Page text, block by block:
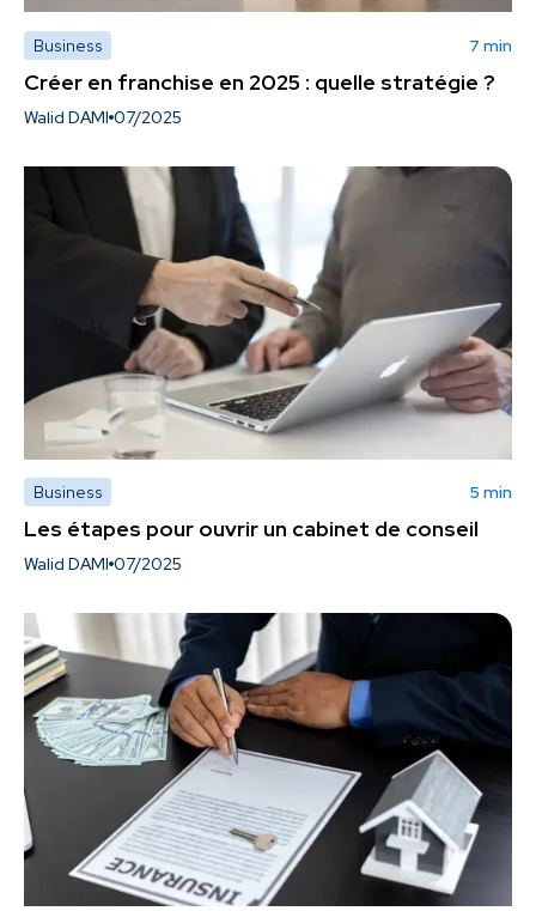
Business 7 min
Créer en franchise en 2025 : quelle stratégie ?
Walid DAMI 07/2025
Business 5 min
Les étapes pour ouvrir un cabinet de conseil
Walid DAMI 07/2025